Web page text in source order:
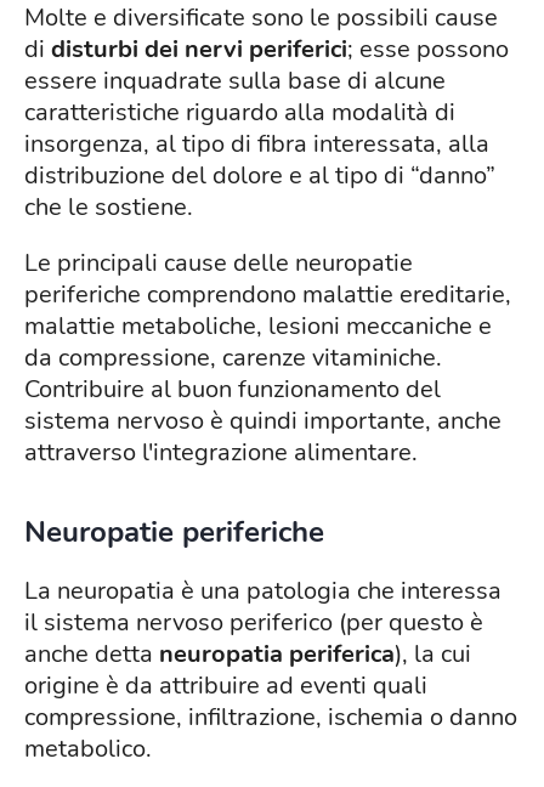
Molte e diversificate sono le possibili cause
di disturbi dei nervi periferici; esse possono
essere inquadrate sulla base di alcune
caratteristiche riguardo alla modalità di
insorgenza, al tipo di fibra interessata, alla
distribuzione del dolore e al tipo di “danno”
che le sostiene.
Le principali cause delle neuropatie
periferiche comprendono malattie ereditarie,
malattie metaboliche, lesioni meccaniche e
da compressione, carenze vitaminiche.
Contribuire al buon funzionamento del
sistema nervoso è quindi importante, anche
attraverso l'integrazione alimentare.
Neuropatie periferiche
La neuropatia è una patologia che interessa
il sistema nervoso periferico (per questo è
anche detta neuropatia periferica), la cui
origine è da attribuire ad eventi quali
compressione, infiltrazione, ischemia o danno
metabolico.